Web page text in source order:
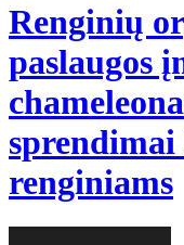
Renginių
paslaugos
sprendimai
renginiams